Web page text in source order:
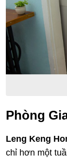
Phòng
Leng Keng
chỉ hơn một